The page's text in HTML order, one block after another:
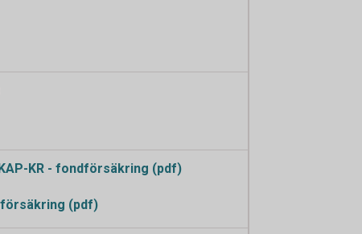
KR - fondförsäkring (pdf)
(pdf)